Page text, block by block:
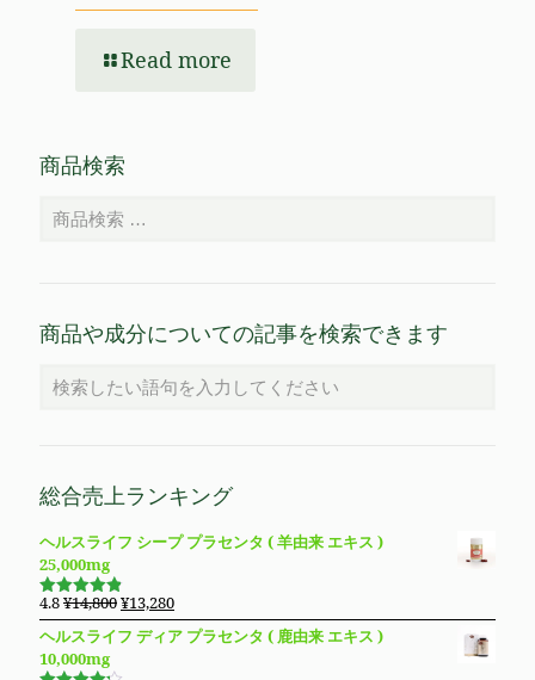
Read more
商品検索
商品や成分についての記事を検索できます
総合売上ランキング
ヘルスライフ シープ プラセンタ ( 羊由来 エキス )
25,000mg
5段階で
4.83の評
価
4.8¥14,800元
の
価
¥13,280現
在
の
ヘルスライフ ディア プラセンタ ( 鹿由来 エキス )
10,000mg